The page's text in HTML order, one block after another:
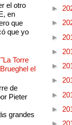
el otro
en
que
que yo
Torre
el
de
Pieter
grandes
►
►
►
►
►
►
►
►